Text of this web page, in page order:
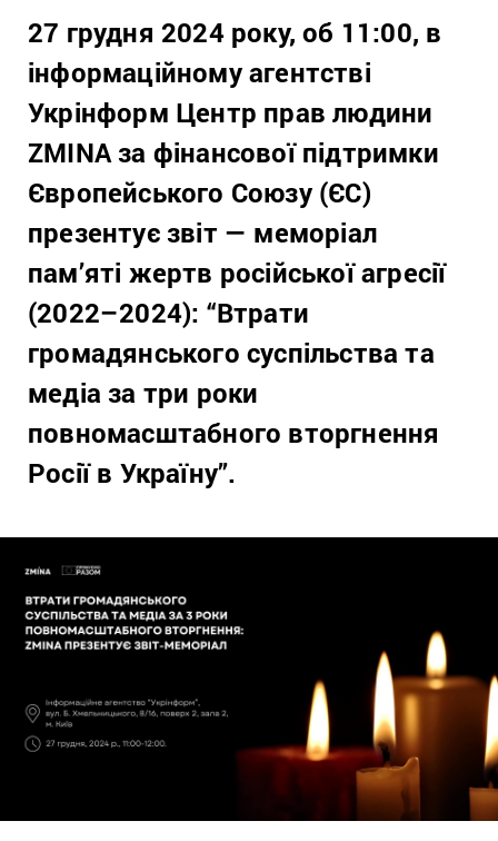
27 грудня 2024 року, об 11:00, в
інформаційному агентстві
Укрінформ Центр прав людини
ZMINA за фінансової підтримки
Європейського Союзу (ЄС)
презентує звіт — меморіал
пам’яті жертв російської агресії
(2022–2024): “Втрати
громадянського суспільства та
медіа за три роки
повномасштабного вторгнення
Росії в Україну”.